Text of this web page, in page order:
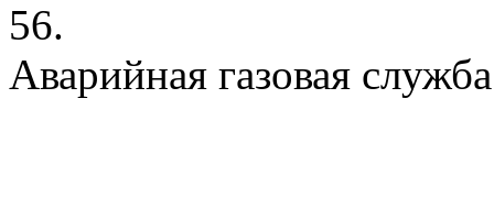
56.
Аварийная газовая